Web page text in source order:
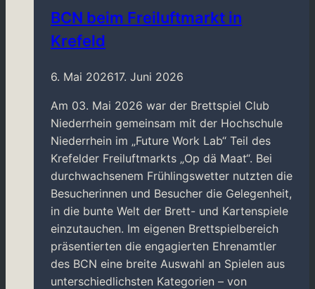
BCN beim Freiluftmarkt in
Krefeld
6. Mai 202617. Juni 2026
Am 03. Mai 2026 war der Brettspiel Club
Niederrhein gemeinsam mit der Hochschule
Niederrhein im „Future Work Lab“ Teil des
Krefelder Freiluftmarkts „Op dä Maat“. Bei
durchwachsenem Frühlingswetter nutzten die
Besucherinnen und Besucher die Gelegenheit,
in die bunte Welt der Brett- und Kartenspiele
einzutauchen. Im eigenen Brettspielbereich
präsentierten die engagierten Ehrenamtler
des BCN eine breite Auswahl an Spielen aus
unterschiedlichsten Kategorien – von